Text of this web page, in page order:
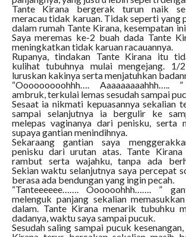
Tante Kirana bergerak turun naik
meracau tidak karuan. Tidak seperti yang
dalam rumah Tante Kirana, kesempatan
Saya meremas ke-2 buah dada Tante
meningkatkan tidak karuan racauannya.
Rupanya, tindakan Tante Kirana itu
kulihat tubuhnya mulai mengejang. 1/
luruskan kakinya serta menjatuhkan
“Ooooooooohhh….
ambruk, terkulai lemas sesudah sampai
Sesaat ia nikmati kepuasannya sekalian
sampai selanjutnya ia bergulir ke
melepas vaginanya dari penisku, serta
supaya gantian menindihnya.
Sekaraang gantian saya
penisku dari urutan atas. Tante
rambut serta wajahku, tanpa ada
Sekian waktu selanjutnya saya percepat
berasa ada bendungan yang ingin pecah.
“Tanteeeeee……. Oooooohhh……. ”
melenguk panjang sekalian
dalam. Tante Kirana menarik tubuhku
dadanya, waktu saya sampai pucuk.
Sesudah saling sampai pucuk